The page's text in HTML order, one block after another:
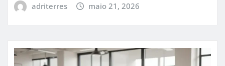
adriterres maio 21, 2026